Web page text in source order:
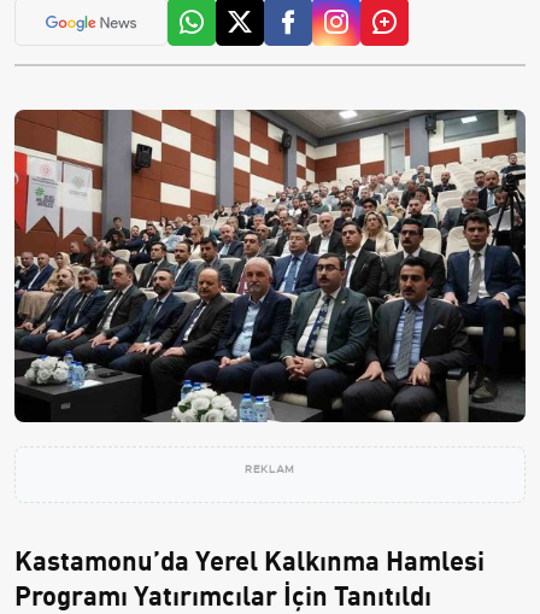
REKLAM
Kastamonu’da Yerel Kalkınma Hamlesi
Programı Yatırımcılar İçin Tanıtıldı